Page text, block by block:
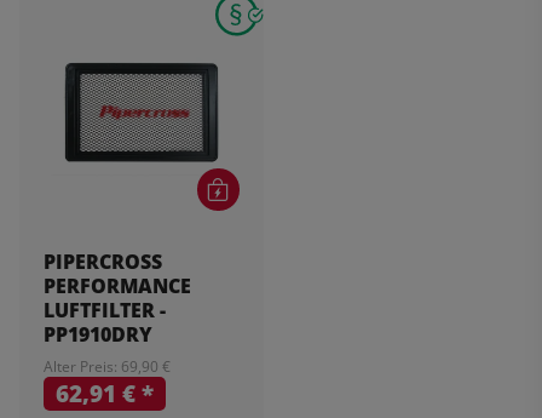
PIPERCROSS
PERFORMANCE
LUFTFILTER -
PP1910DRY
Alter Preis: 69,90 €
62,91 €*